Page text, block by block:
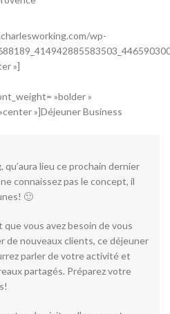
wp-
»]
»bolder »
»]Déjeuner Business
qu’aura lieu ce prochain dernier
connaissez pas le concept, il
🙂
vous avez besoin de vous
de nouveaux clients, ce déjeuner
parler de votre activité et
partagés. Préparez votre